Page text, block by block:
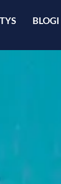
BLOGI